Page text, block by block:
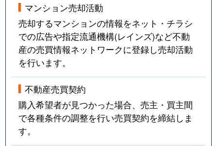
マンション売却活動
売却するマンションの情報をネット・チラシ
での広告や指定流通機構(レインズ)など不動
産の売買情報ネットワークに登録し売却活動
を行います。
不動産売買契約
購入希望者が見つかった場合、売主・買主間
で各種条件の調整を行い売買契約を締結しま
す。